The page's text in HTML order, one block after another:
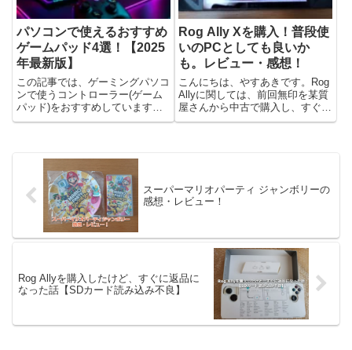
パソコンで使えるおすすめ
ゲームパッド4選！【2025
年最新版】
この記事では、ゲーミングパソコ
ンで使うコントローラー(ゲーム
パッド)をおすすめしています。
Xbox・Steam・Epic Gamesで買
す。ゲストさんパソコンでゲーム
始めたんだけど、...
Rog Ally Xを購入！普段使
いのPCとしても良いか
も。レビュー・感想！
こんにちは、やすあきです。Rog
Allyに関しては、前回無印を某質
屋さんから中古で購入し、すぐに
返品することになってしまいまし
スーパーマリオパーティ ジャンボリーの
感想・レビュー！
Rog Allyを購入したけど、すぐに返品に
なった話【SDカード読み込み不良】